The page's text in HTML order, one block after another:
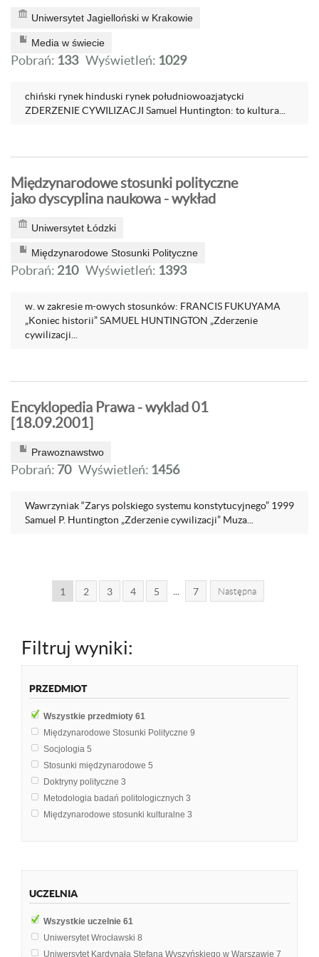
Uniwersytet Jagielloński w Krakowie
Media w świecie
Pobrań: 133 Wyświetleń: 1029
chiński rynek hinduski rynek południowoazjatycki
ZDERZENIE CYWILIZACJI Samuel Huntington: to kultura...
Międzynarodowe stosunki polityczne
jako dyscyplina naukowa - wykład
Uniwersytet Łódzki
Międzynarodowe Stosunki Polityczne
Pobrań: 210 Wyświetleń: 1393
w. w zakresie m-owych stosunków: FRANCIS FUKUYAMA
„Koniec historii” SAMUEL HUNTINGTON „Zderzenie
cywilizacji...
Encyklopedia Prawa - wyklad 01
[18.09.2001]
Prawoznawstwo
Pobrań: 70 Wyświetleń: 1456
Wawrzyniak “Zarys polskiego systemu konstytucyjnego” 1999
Samuel P. Huntington „Zderzenie cywilizacji” Muza...
1 2 3 4 5 7 Następna
Filtruj wyniki:
PRZEDMIOT
Wszystkie przedmioty 61
Międzynarodowe Stosunki Polityczne 9
Socjologia 5
Stosunki międzynarodowe 5
Doktryny polityczne 3
Metodologia badań politologicznych 3
Międzynarodowe stosunki kulturalne 3
Geografia Polityczna
UCZELNIA
Wszystkie uczelnie 61
Uniwersytet Wrocławski 8
Uniwersytet Kardynała Stefana Wyszyńskiego w Warszawie 7